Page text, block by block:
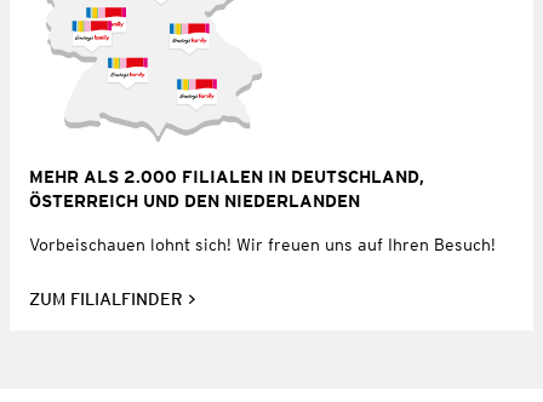
MEHR ALS 2.000 FILIALEN IN DEUTSCHLAND,
ÖSTERREICH UND DEN NIEDERLANDEN
Vorbeischauen lohnt sich! Wir freuen uns auf Ihren Besuch!
ZUM FILIALFINDER